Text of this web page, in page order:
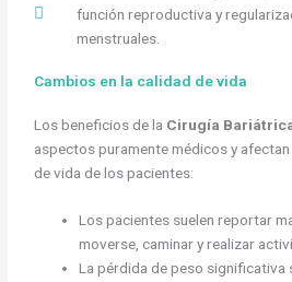
función reproductiva y
menstruales.
Cambios en la calidad de vida
Los beneficios de la Cirugía
aspectos puramente médicos y
de vida de los pacientes:
Los pacientes suelen reportar
moverse, caminar y realizar
La pérdida de peso significativa